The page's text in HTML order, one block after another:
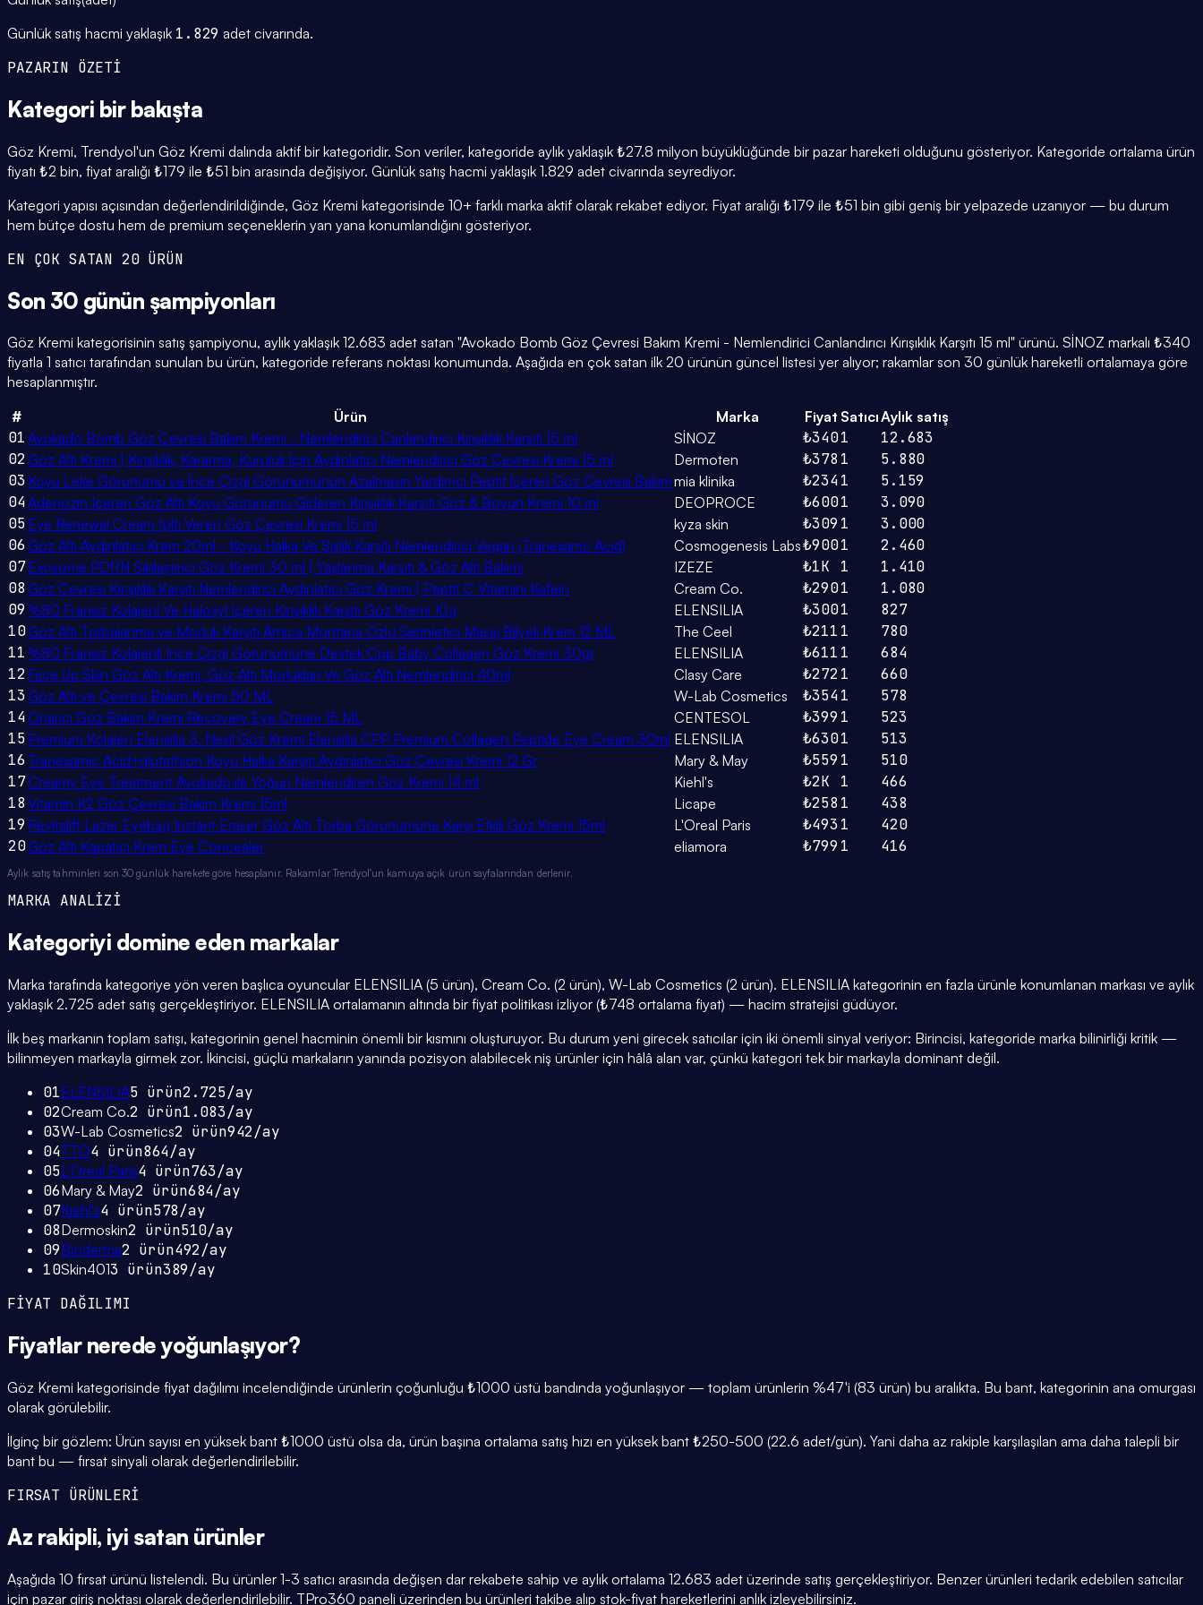
Günlük satış hacmi yaklaşık 1.829 adet civarında.
PAZARIN ÖZETİ
Kategori bir bakışta
Göz Kremi, Trendyol'un Göz Kremi dalında aktif bir kategoridir. Son veriler, kategoride aylık yaklaşık ₺27.8 milyon büyüklüğünde bir pazar hareketi olduğunu gösteriyor. Kategoride ortalama ürün
fiyatı ₺2 bin, fiyat aralığı ₺179 ile ₺51 bin arasında değişiyor. Günlük satış hacmi yaklaşık 1.829 adet civarında seyrediyor.
Kategori yapısı açısından değerlendirildiğinde, Göz Kremi kategorisinde 10+ farklı marka aktif olarak rekabet ediyor. Fiyat aralığı ₺179 ile ₺51 bin gibi geniş bir yelpazede uzanıyor — bu durum
hem bütçe dostu hem de premium seçeneklerin yan yana konumlandığını gösteriyor.
EN ÇOK SATAN 20 ÜRÜN
Son 30 günün şampiyonları
Göz Kremi kategorisinin satış şampiyonu, aylık yaklaşık 12.683 adet satan "Avokado Bomb Göz Çevresi Bakım Kremi - Nemlendirici Canlandırıcı Kırışıklık Karşıtı 15 ml" ürünü. SİNOZ markalı ₺340
fiyatla 1 satıcı tarafından sunulan bu ürün, kategoride referans noktası konumunda. Aşağıda en çok satan ilk 20 ürünün güncel listesi yer alıyor; rakamlar son 30 günlük hareketli ortalamaya göre
hesaplanmıştır.
#
Ürün Marka Fiyat SatıcıAylık satış
01 Avokado Bomb Göz Çevresi Bakım Kremi - Nemlendirici Canlandırıcı Kırışıklık Karşıtı 15 ml SİNOZ ₺3401
12.683
02 Göz Altı Kremi | Kırışıklık, Kararma, Kuruluk İçin Aydınlatıcı Nemlendirici Göz Çevresi Kremi 15 ml Dermoten ₺378 1
5.880
03 Koyu Leke Görünümü ve İnce Çizgi Görünümünün Azalmasın Yardımcı Peptit İçeren Göz Çevresi Bakımmia klinika ₺2341
5.159
04Adenozin Içeren Göz Altı Koyu Görünümü Gideren Kırışıklık Karşıtı Göz & Boyun Kremi 10 ml DEOPROCE ₺6001
3.090
05 Eye Renewal Cream Işıltı Veren Göz Çevresi Kremi 15 ml kyza skin ₺309 1
3.000
06 Göz Altı Aydınlatıcı Krem 20ml - Koyu Halka Ve Şişlik Karşıtı Nemlendirici Vegan (Tranexamc Acid) Cosmogenesis Labs₺9001
2.460
07Exosome PDRN Sıkılaştırıcı Göz Kremi 30 ml | Yaşlanma Karşıtı & Göz Altı Bakımı IZEZE ₺1K 1
1.410
08 Göz Çevresi Kırışıklık Karşıtı Nemlendirici Aydınlatıcı Göz Kremi | Peptit C Vitamini Kafein Cream Co. ₺2901
1.080
09 %80 Fransız Kolajeni Ve Haloxyl Içeren Kırışıklık Karşıtı Göz Kremi 10g ELENSILIA ₺3001
827
10Göz Altı Torbalanma ve Morluk Karşıtı Arnica Montana Özlü Serinletici Masaj Bilyeli Krem 12 ML The Ceel ₺211 1
780
11 %80 Fransız Kolajenli Ince Çizgi Görünümüne Destek Cpp Baby Collagen Göz Kremi 30gr ELENSILIA ₺611 1
684
12 Face Up Skin Göz Altı Kremi, Göz Altı Morlukları Ve Göz Altı Nemlendirici 40ml Clasy Care ₺272 1
660
13 Göz Altı ve Çevresi Bakım Kremi 50 ML W-Lab Cosmetics ₺3541
578
14 Onarıcı Göz Bakım Kremi Recovery Eye Cream 15 ML CENTESOL ₺399 1
523
15 Premium Kolajen Elensilia 3. Nesil Göz Kremi Elensilia CPP Premium Collagen Peptide Eye Cream 30ml ELENSILIA ₺6301
513
16 Tranexamic Acid+glutathion Koyu Halka Karşıtı Aydınlatıcı Göz Çevresi Kremi 12 Gr Mary & May ₺559 1
510
17Creamy Eye Treatment Avokado ile Yoğun Nemlendiren Göz Kremi 14 ml Kiehl's ₺2K 1
466
18 Vitamin K2 Göz Çevresi Bakım Kremi 15ml Licape ₺258 1
438
19 Revitalift Lazer Eyebag Instant Eraser Göz Altı Torba Görünümüne Karşı Etkili Göz Kremi 15ml L'Oreal Paris ₺4931
420
20Göz Altı Kapatıcı Krem Eye Concealer eliamora ₺799 1 416
Aylık satış tahminleri son 30 günlük harekete göre hesaplanır. Rakamlar Trendyol'un kamuya açık ürün sayfalarından derlenir.
MARKA ANALİZİ
Kategoriyi domine eden markalar
Marka tarafında kategoriye yön veren başlıca oyuncular ELENSILIA (5 ürün), Cream Co. (2 ürün), W-Lab Cosmetics (2 ürün). ELENSILIA kategorinin en fazla ürünle konumlanan markası ve aylık
yaklaşık 2.725 adet satış gerçekleştiriyor. ELENSILIA ortalamanın altında bir fiyat politikası izliyor (₺748 ortalama fiyat) — hacim stratejisi güdüyor.
İlk beş markanın toplam satışı, kategorinin genel hacminin önemli bir kısmını oluşturuyor. Bu durum yeni girecek satıcılar için iki önemli sinyal veriyor: Birincisi, kategoride marka bilinirliği kritik —
bilinmeyen markayla girmek zor. İkincisi, güçlü markaların yanında pozisyon alabilecek niş ürünler için hâlâ alan var, çünkü kategori tek bir markayla dominant değil.
01ELENSILIA5 ürün2.725/ay
02Cream Co.2 ürün1.083/ay
03W-Lab Cosmetics2 ürün942/ay
04TTO4 ürün864/ay
05L'Oreal Paris4 ürün763/ay
06Mary & May2 ürün684/ay
07Kiehl's4 ürün578/ay
08Dermoskin2 ürün510/ay
09Bioderma2 ürün492/ay
10Skin4013 ürün389/ay
FİYAT DAĞILIMI
Fiyatlar nerede yoğunlaşıyor?
Göz Kremi kategorisinde fiyat dağılımı incelendiğinde ürünlerin çoğunluğu ₺1000 üstü bandında yoğunlaşıyor — toplam ürünlerin %47'i (83 ürün) bu aralıkta. Bu bant, kategorinin ana omurgası
olarak görülebilir.
İlginç bir gözlem: Ürün sayısı en yüksek bant ₺1000 üstü olsa da, ürün başına ortalama satış hızı en yüksek bant ₺250-500 (22.6 adet/gün). Yani daha az rakiple karşılaşılan ama daha talepli bir
bant bu — fırsat sinyali olarak değerlendirilebilir.
FIRSAT ÜRÜNLERİ
Az rakipli, iyi satan ürünler
Aşağıda 10 fırsat ürünü listelendi. Bu ürünler 1-3 satıcı arasında değişen dar rekabete sahip ve aylık ortalama 12.683 adet üzerinde satış gerçekleştiriyor. Benzer ürünleri tedarik edebilen satıcılar
için pazar giriş noktası olarak değerlendirilebilir. TPro360 paneli üzerinden bu ürünleri takibe alıp stok-fiyat hareketlerini anlık izleyebilirsiniz.